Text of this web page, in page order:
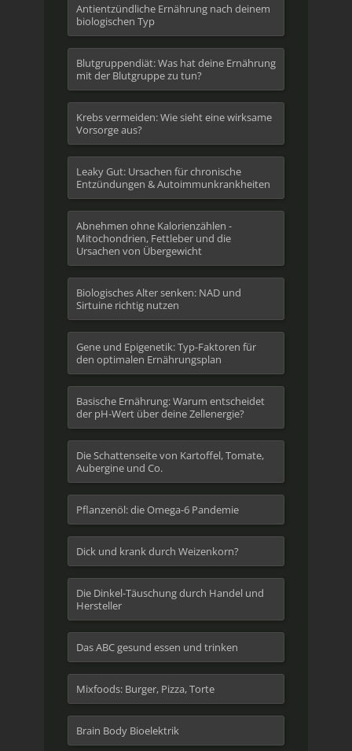
Antientzündliche Ernährung nach deinem
biologischen Typ
Blutgruppendiät: Was hat deine Ernährung
mit der Blutgruppe zu tun?
Krebs vermeiden: Wie sieht eine wirksame
Vorsorge aus?
Leaky Gut: Ursachen für chronische
Entzündungen & Autoimmunkrankheiten
Abnehmen ohne Kalorienzählen -
Mitochondrien, Fettleber und die
Ursachen von Übergewicht
Biologisches Alter senken: NAD und
Sirtuine richtig nutzen
Gene und Epigenetik: Typ-Faktoren für
den optimalen Ernährungsplan
Basische Ernährung: Warum entscheidet
der pH-Wert über deine Zellenergie?
Die Schattenseite von Kartoffel, Tomate,
Aubergine und Co.
Pflanzenöl: die Omega-6 Pandemie
Dick und krank durch Weizenkorn?
Die Dinkel-Täuschung durch Handel und
Hersteller
Das ABC gesund essen und trinken
Mixfoods: Burger, Pizza, Torte
Brain Body Bioelektrik